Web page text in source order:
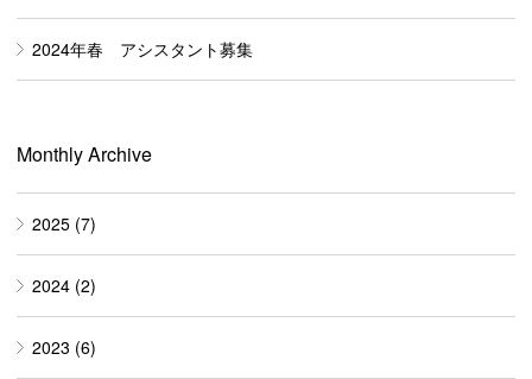
2024年春 アシスタント募集
Monthly Archive
2025(7)
2024(2)
2023 (6)